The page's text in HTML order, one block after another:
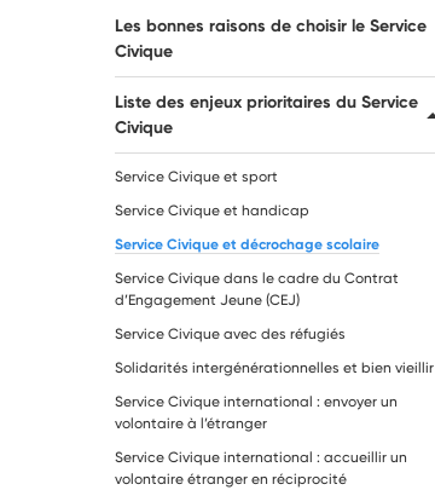
Les bonnes raisons de choisir le Service
Civique
Liste des enjeux prioritaires du Service
Civique
Service Civique et sport
Service Civique et handicap
Service Civique et décrochage scolaire
Service Civique dans le cadre du Contrat
d’Engagement Jeune (CEJ)
Service Civique avec des réfugiés
Solidarités intergénérationnelles et bien vieillir
Service Civique international : envoyer un
volontaire à l’étranger
Service Civique international : accueillir un
volontaire étranger en réciprocité